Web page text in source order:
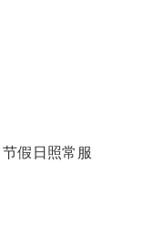
假日照常服